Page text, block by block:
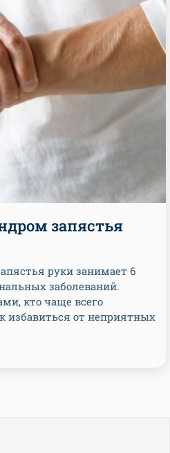
запястья
руки занимает 6
заболеваний.
кто чаще всего
избавиться от неприятных